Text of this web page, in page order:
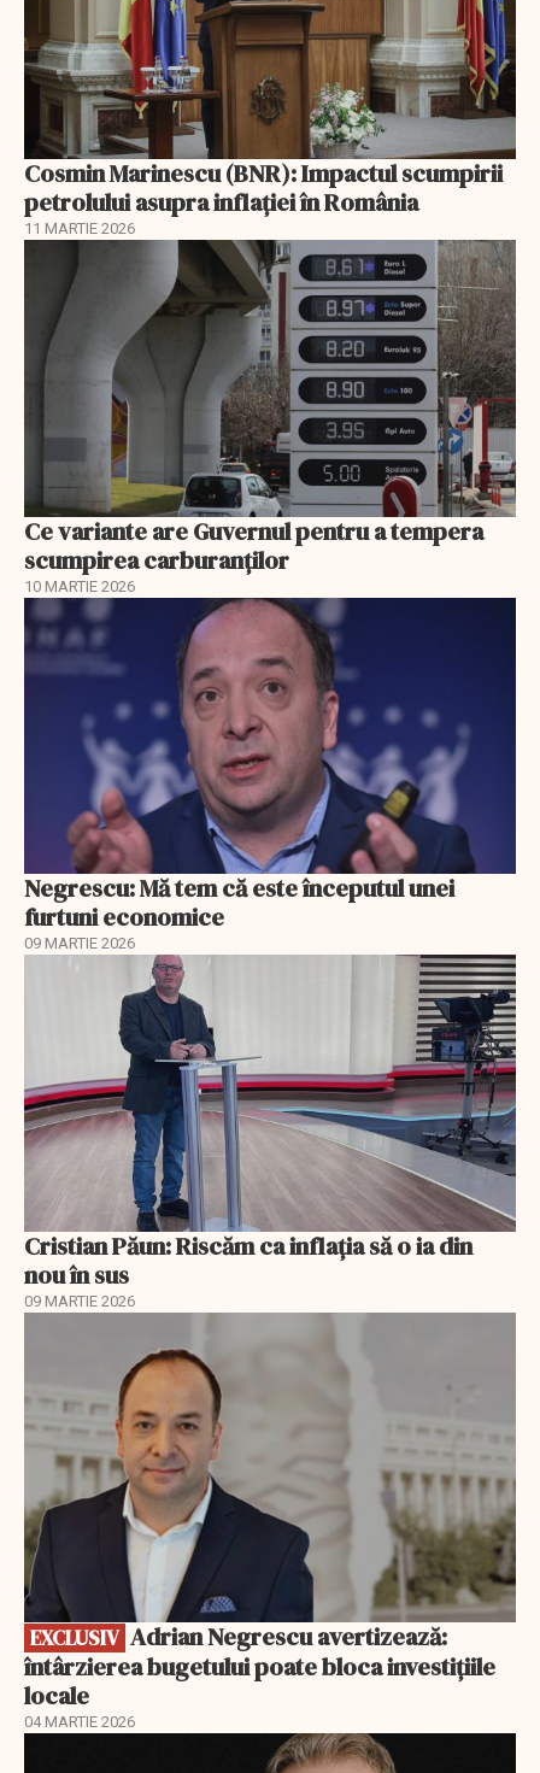
Cosmin Marinescu (BNR): Impactul scumpirii
petrolului asupra inflaţiei în România
11 MARTIE 2026
Ce variante are Guvernul pentru a tempera
scumpirea carburanților
10 MARTIE 2026
Negrescu: Mă tem că este începutul unei
furtuni economice
09 MARTIE 2026
Cristian Păun: Riscăm ca inflația să o ia din
nou în sus
09 MARTIE 2026
EXCLUSIV
întârzierea bugetului poate bloca investițiile
locale
04 MARTIE 2026